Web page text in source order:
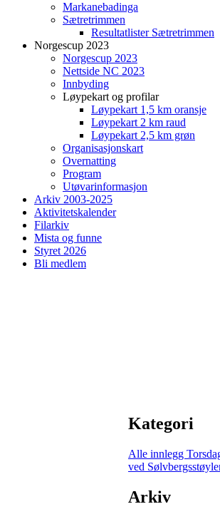
Markanebadinga
Sætretrimmen
Resultatlister Sætretrimmen
Norgescup 2023
Norgescup 2023
Nettside NC 2023
Innbyding
Løypekart og profilar
Løypekart 1,5 km oransje
Løypekart 2 km raud
Løypekart 2,5 km grøn
Organisasjonskart
Overnatting
Program
Utøvarinformasjon
Arkiv 2003-2025
Aktivitetskalender
Filarkiv
Mista og funne
Styret 2026
Bli medlem
Kategori
Alle innlegg
ved
Arkiv